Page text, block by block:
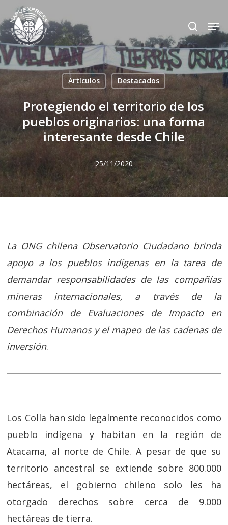
Skip
to
main
content
search
Artículos Destacados
Protegiendo el territorio de los
pueblos originarios: una forma
interesante desde Chile
25/11/2020
La ONG chilena Observatorio Ciudadano brinda
apoyo a los pueblos indígenas en la tarea de
demandar responsabilidades de las compañías
mineras internacionales, a través de la
combinación de Evaluaciones de Impacto en
Derechos Humanos y el mapeo de las cadenas de
inversión.
Los Colla han sido legalmente reconocidos como
pueblo indígena y habitan en la región de
Atacama, al norte de Chile. A pesar de que su
territorio ancestral se extiende sobre 800.000
hectáreas, el gobierno chileno solo les ha
otorgado derechos sobre cerca de 9.000
hectáreas de tierra.
Close
Menu